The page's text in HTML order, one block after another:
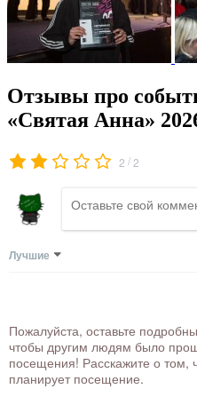
Отзывы про
«Святая Анна»
2 /2
Лучшие
Пожалуйста, оставьте
чтобы другим людям было
посещения! Расскажите о том,
планирует посещение.